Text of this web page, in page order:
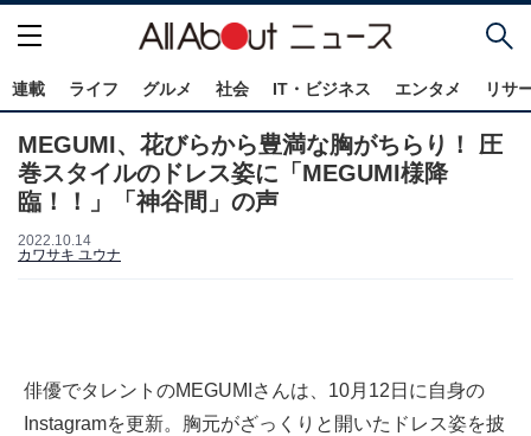
連載 ライフ グルメ 社会 IT・ビジネス エンタメ リサ
MEGUMI、花びらから豊満な胸がちらり！ 圧
巻スタイルのドレス姿に「MEGUMI様降
臨！！」「神谷間」の声
2022.10.14
カワサキ ユウナ
俳優でタレントのMEGUMIさんは、10月12日に自身の
Instagramを更新。胸元がざっくりと開いたドレス姿を披